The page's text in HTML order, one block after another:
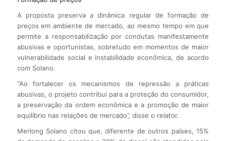
A proposta preserva a dinâmica regular de formação de
preços em ambiente de mercado, ao mesmo tempo em que
permite a responsabilização por condutas manifestamente
abusivas e oportunistas, sobretudo em momentos de maior
vulnerabilidade social e instabilidade econômica, de acordo
com Solano.
“Ao fortalecer os mecanismos de repressão a práticas
abusivas, o projeto contribui para a proteção do consumidor,
a preservação da ordem econômica e a promoção de maior
equilíbrio nas relações de mercado”, disse o relator.
Merlong Solano citou que, diferente de outros países, 15%